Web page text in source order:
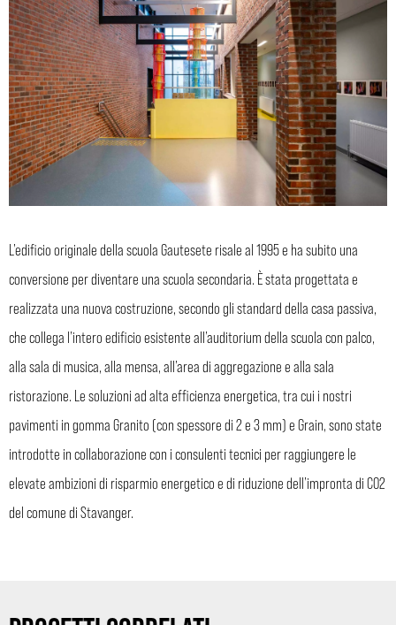
L’edificio originale della scuola Gautesete risale al 1995 e ha subito una
conversione per diventare una scuola secondaria. È stata progettata e
realizzata una nuova costruzione, secondo gli standard della casa passiva,
che collega l’intero edificio esistente all’auditorium della scuola con palco,
alla sala di musica, alla mensa, all’area di aggregazione e alla sala
ristorazione. Le soluzioni ad alta efficienza energetica, tra cui i nostri
pavimenti in gomma Granito (con spessore di 2 e 3 mm) e Grain, sono state
introdotte in collaborazione con i consulenti tecnici per raggiungere le
elevate ambizioni di risparmio energetico e di riduzione dell’impronta di CO2
del comune di Stavanger.